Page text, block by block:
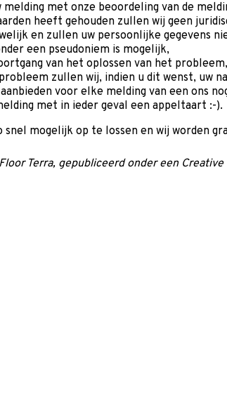
melding met onze beoordeling van de
heeft gehouden zullen wij geen
en zullen uw persoonlijke
een pseudoniem is mogelijk,
van het oplossen van het probleem,
zullen wij, indien u dit wenst, uw
voor elke melding van een ons
met in ieder geval een appeltaart :-).
mogelijk op te lossen en wij worden
Terra, gepubliceerd onder een